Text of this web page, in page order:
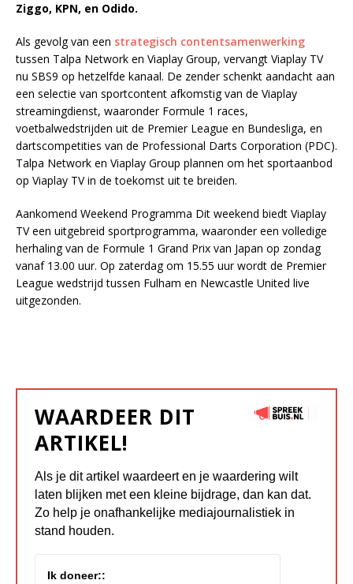
Ziggo, KPN, en Odido.
Als gevolg van een strategisch contentsamenwerking
tussen Talpa Network en Viaplay Group, vervangt Viaplay TV
nu SBS9 op hetzelfde kanaal. De zender schenkt aandacht aan
een selectie van sportcontent afkomstig van de Viaplay
streamingdienst, waaronder Formule 1 races,
voetbalwedstrijden uit de Premier League en Bundesliga, en
dartscompetities van de Professional Darts Corporation (PDC).
Talpa Network en Viaplay Group plannen om het sportaanbod
op Viaplay TV in de toekomst uit te breiden.
Aankomend Weekend Programma Dit weekend biedt Viaplay
TV een uitgebreid sportprogramma, waaronder een volledige
herhaling van de Formule 1 Grand Prix van Japan op zondag
vanaf 13.00 uur. Op zaterdag om 15.55 uur wordt de Premier
League wedstrijd tussen Fulham en Newcastle United live
uitgezonden.
WAARDEER DIT
ARTIKEL!
Als je dit artikel waardeert en je waardering wilt
laten blijken met een kleine bijdrage, dan kan dat.
Zo help je onafhankelijke mediajournalistiek in
stand houden.
Ik doneer::